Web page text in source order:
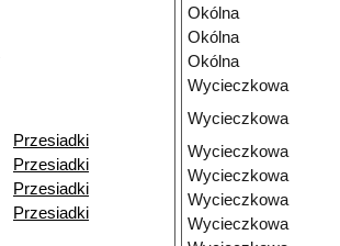
Przesiadki
Przesiadki
Przesiadki
Przesiadki
Okólna
Okólna
Okólna
Wycieczkowa
Wycieczkowa
Wycieczkowa
Wycieczkowa
Wycieczkowa
Wycieczkowa